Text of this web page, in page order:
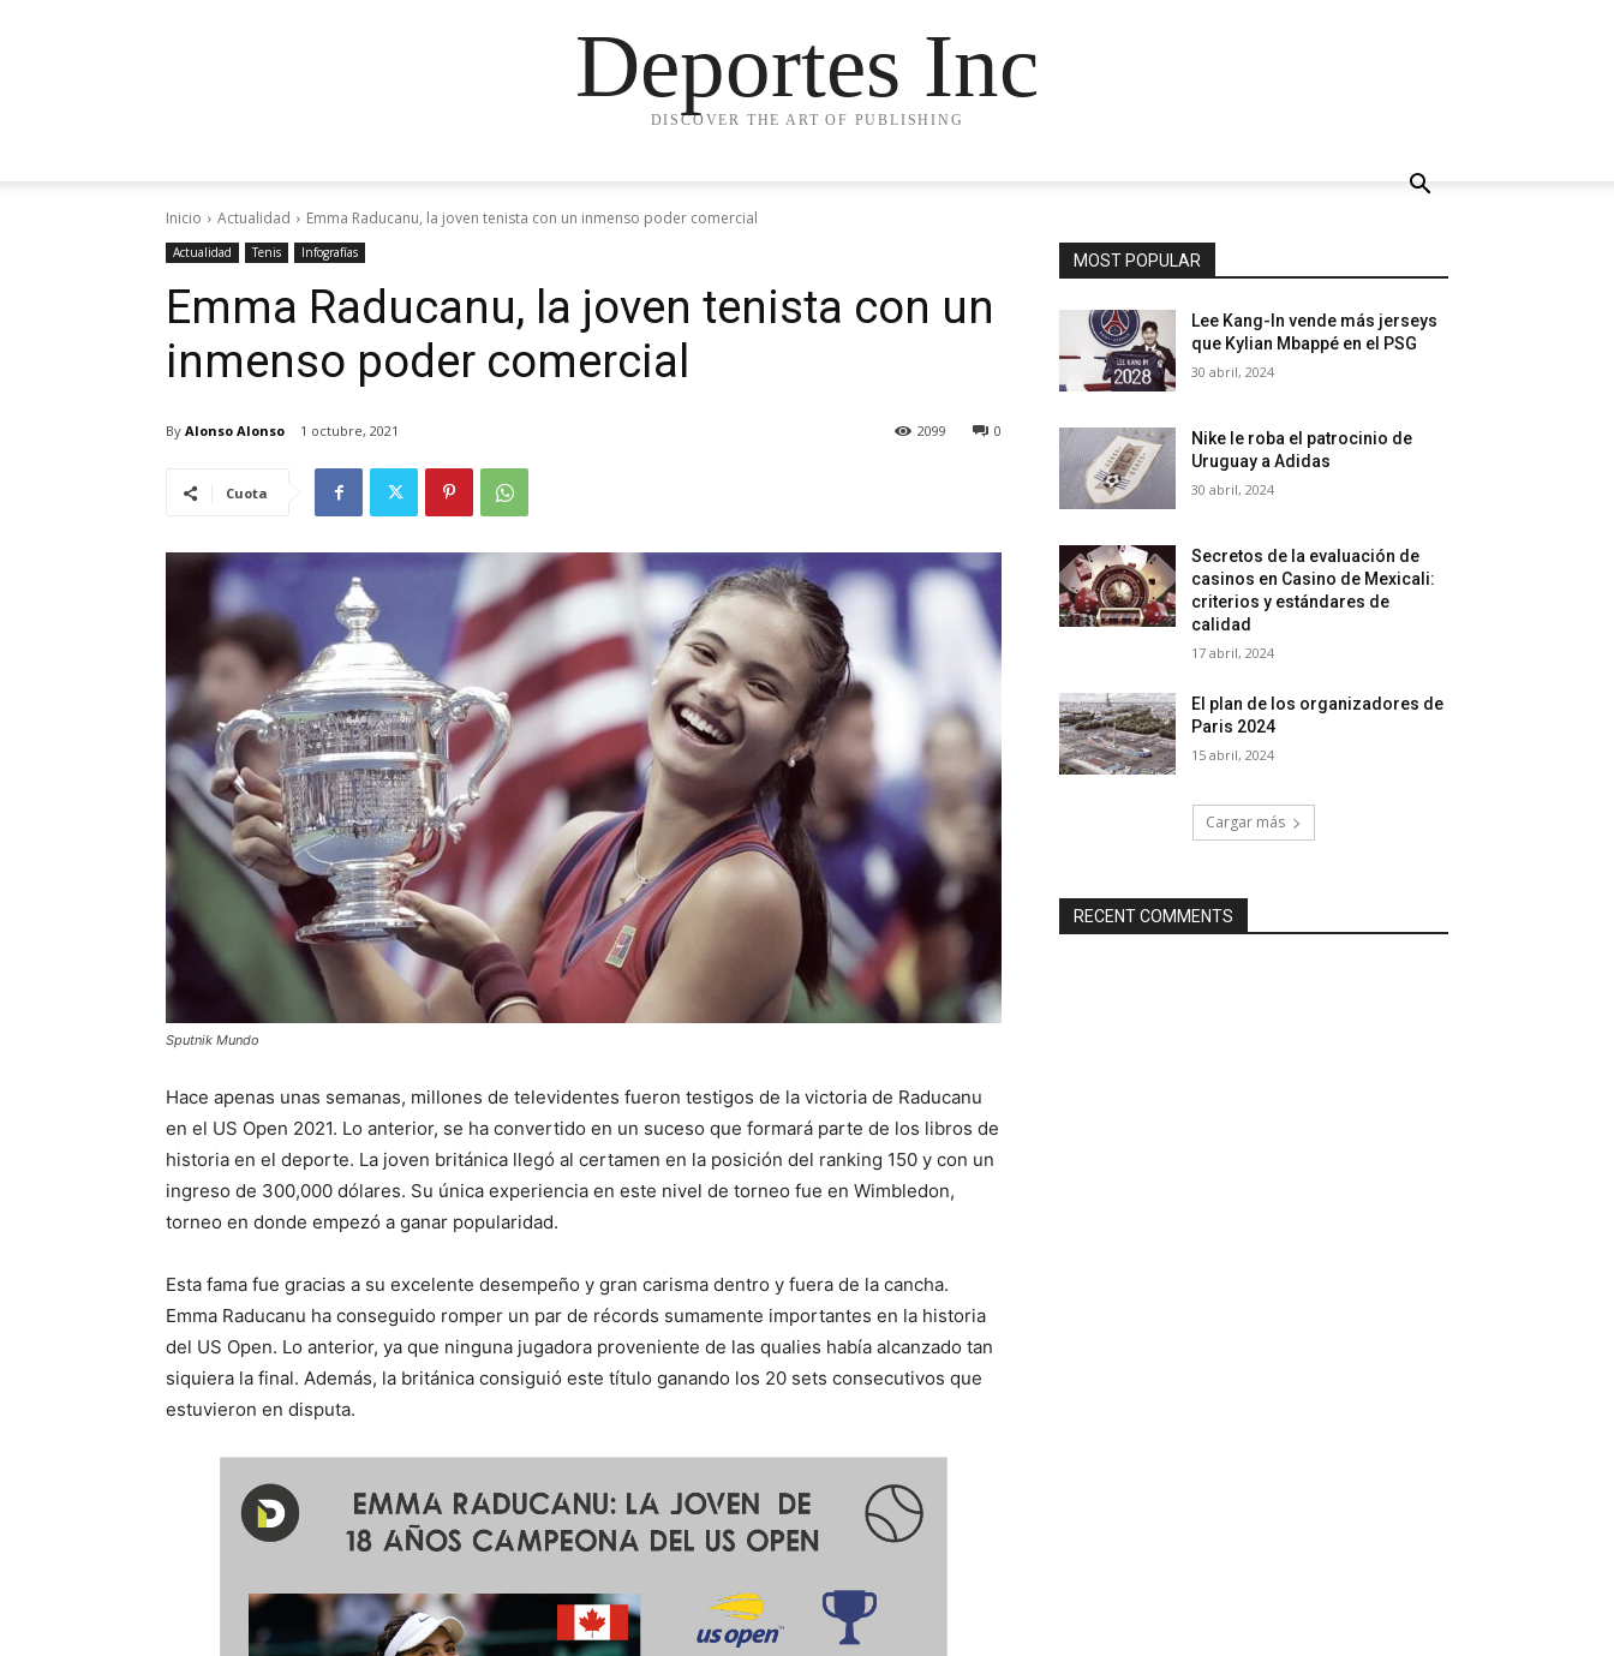
Deportes Inc
DISCOVER THE ART OF PUBLISHING
Inicio Actualidad Emma Raducanu, la joven tenista con un inmenso poder comercial
Actualidad Tenis Infografías
Emma Raducanu, la joven tenista con un
inmenso poder comercial
By Alonso Alonso 1 octubre, 2021 0
2099
Cuota
Sputnik Mundo
Hace apenas unas semanas, millones de televidentes fueron testigos de la victoria de Raducanu
en el US Open 2021. Lo anterior, se ha convertido en un suceso que formará parte de los libros de
historia en el deporte. La joven británica llegó al certamen en la posición del ranking 150 y con un
ingreso de 300,000 dólares. Su única experiencia en este nivel de torneo fue en Wimbledon,
torneo en donde empezó a ganar popularidad.
Esta fama fue gracias a su excelente desempeño y gran carisma dentro y fuera de la cancha.
Emma Raducanu ha conseguido romper un par de récords sumamente importantes en la historia
del US Open. Lo anterior, ya que ninguna jugadora proveniente de las qualies había alcanzado tan
siquiera la final. Además, la británica consiguió este título ganando los 20 sets consecutivos que
estuvieron en disputa.
MOST POPULAR
Lee Kang-In vende más jerseys
que Kylian Mbappé en el PSG
30 abril, 2024
Nike le roba el patrocinio de
Uruguay a Adidas
30 abril, 2024
Secretos de la evaluación de
casinos en Casino de Mexicali:
сriterios y estándares de
calidad
17 abril, 2024
El plan de los organizadores de
Paris 2024
15 abril, 2024
Cargar más
RECENT COMMENTS